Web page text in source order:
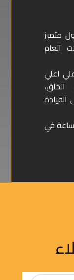
متميز
العام
اعلي
خدماتنا تقدم للعميل علي مدار 24 ساعة في